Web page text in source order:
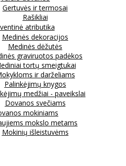
Gertuvės ir termosai
Rašikliai
atributika
Medinės dekoracijos
Medinės dėžutės
graviruotos padėkos
tortų smeigtukai
ir darželiams
Palinkėjimų knygos
medžiai - paveikslai
Dovanos svečiams
mokiniams
mokslo metams
Mokinių išleistuvėms